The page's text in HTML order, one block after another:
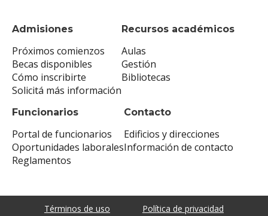
Admisiones
Próximos comienzos
Becas disponibles
Cómo inscribirte
Solicitá más información
Recursos académicos
Aulas
Gestión
Bibliotecas
Funcionarios
Portal de funcionarios
Oportunidades laborales
Reglamentos
Contacto
Edificios y direcciones
Información de contacto
Términos de uso Política de privacidad